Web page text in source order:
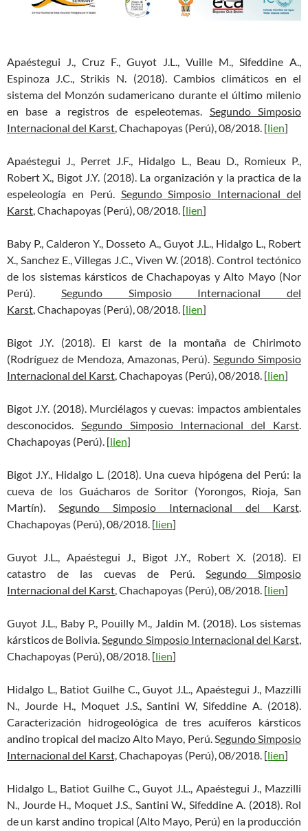
Apaéstegui J., Cruz F., Guyot J.L., Vuille M., Sifeddine A.,
Espinoza J.C., Strikis N. (2018). Cambios climáticos en el
sistema del Monzón sudamericano durante el último milenio
en base a registros de espeleotemas. Segundo Simposio
Internacional del Karst, Chachapoyas (Perú), 08/2018. [lien]
Apaéstegui J., Perret J.F., Hidalgo L., Beau D., Romieux P.,
Robert X., Bigot J.Y. (2018). La organización y la practica de la
espeleología en Perú. Segundo Simposio Internacional del
Karst, Chachapoyas (Perú), 08/2018. [lien]
Baby P., Calderon Y., Dosseto A., Guyot J.L., Hidalgo L., Robert
X., Sanchez E., Villegas J.C., Viven W. (2018). Control tectónico
de los sistemas kársticos de Chachapoyas y Alto Mayo (Nor
Perú). Segundo Simposio Internacional del
Karst, Chachapoyas (Perú), 08/2018. [lien]
Bigot J.Y. (2018). El karst de la montaña de Chirimoto
(Rodríguez de Mendoza, Amazonas, Perú).Segundo Simposio
Internacional del Karst, Chachapoyas (Perú), 08/2018. [lien]
Bigot J.Y. (2018). Murciélagos y cuevas: impactos ambientales
desconocidos. Segundo Simposio Internacional del Karst.
Chachapoyas (Perú). [lien]
Bigot J.Y., Hidalgo L. (2018). Una cueva hipógena del Perú: la
cueva de los Guácharos de Soritor (Yorongos, Rioja, San
Martín). Segundo Simposio Internacional del Karst.
Chachapoyas (Perú), 08/2018. [lien]
Guyot J.L., Apaéstegui J., Bigot J.Y., Robert X. (2018). El
catastro de las cuevas de Perú. Segundo Simposio
Internacional del Karst, Chachapoyas (Perú), 08/2018. [lien]
Guyot J.L., Baby P., Pouilly M., Jaldin M. (2018). Los sistemas
kársticos de Bolivia.Segundo Simposio Internacional del Karst,
Chachapoyas (Perú), 08/2018. [lien]
Hidalgo L., Batiot Guilhe C., Guyot J.L., Apaéstegui J., Mazzilli
N., Jourde H., Moquet J.S., Santini W, Sifeddine A. (2018).
Caracterización hidrogeológica de tres acuíferos kársticos
andino tropical del macizo Alto Mayo, Perú. Segundo Simposio
Internacional del Karst,Chachapoyas (Perú), 08/2018. [lien]
Hidalgo L., Batiot Guilhe C., Guyot J.L., Apaéstegui J., Mazzilli
N., Jourde H., Moquet J.S., Santini W., Sifeddine A. (2018). Rol
de un karst andino tropical (Alto Mayo, Perú) en la producción